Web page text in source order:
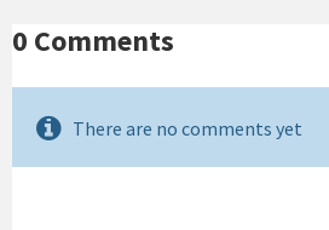
0 Comments
There are no comments yet